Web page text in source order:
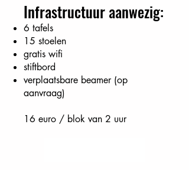
Infrastructuur aanwezig:
6 tafels
15 stoelen
gratis wifi
stiftbord
verplaatsbare beamer (op
aanvraag)
16 euro / blok van 2 uur